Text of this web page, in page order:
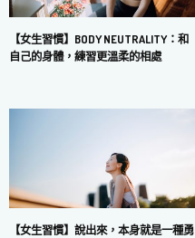
【女生習慣】BODY NEUTRALITY：和
自己的身體，練習更溫柔的相處
【女生習慣】說出來，本身就是一種勇